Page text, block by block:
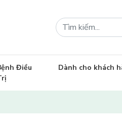
Điều
Dành cho khách